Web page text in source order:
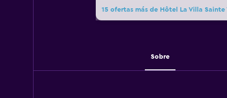
15 ofertas más de Hôtel La Villa Sainte
Sobre